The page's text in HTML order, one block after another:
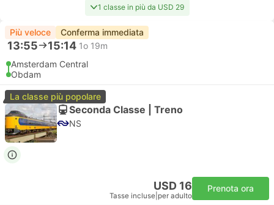
1 classe in più da USD 29
Più veloce Conferma immediata
13:55 15:14 1o 19m
Amsterdam Central
Obdam
La classe più popolare
Seconda Classe | Treno
NS
USD 16
Tasse incluse per adulto
Prenota ora